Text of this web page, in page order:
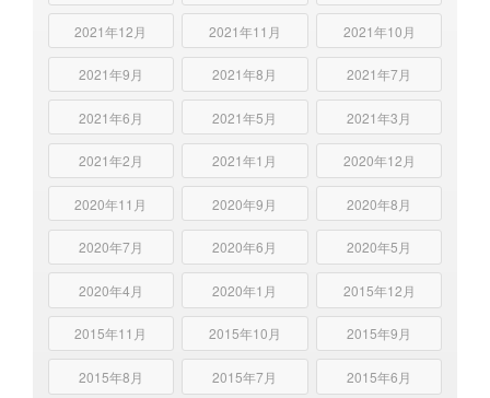
2021年12月 2021年11月 2021年10月
2021年9月 2021年8月 2021年7月
2021年6月 2021年5月 2021年3月
2021年2月 2021年1月 2020年12月
2020年11月 2020年9月 2020年8月
2020年7月 2020年6月 2020年5月
2020年4月 2020年1月 2015年12月
2015年11月 2015年10月 2015年9月
2015年8月 2015年7月 2015年6月